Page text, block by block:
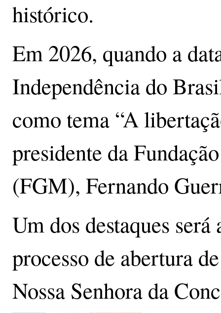
histórico.
Em 2026, quando a
Independência do
como tema “A
presidente da
(FGM), Fernando
Um dos destaques
processo de abertura
Nossa Senhora da